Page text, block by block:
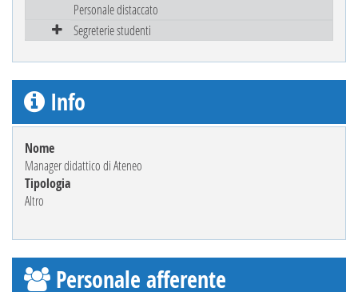
Personale distaccato
Segreterie studenti
Info
Nome
Manager didattico di Ateneo
Tipologia
Altro
Personale afferente